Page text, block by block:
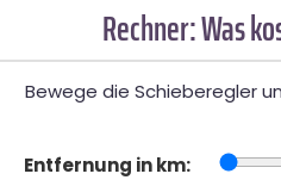
Rechner: Was
Bewege die Schieberegler
Entfernung in km: